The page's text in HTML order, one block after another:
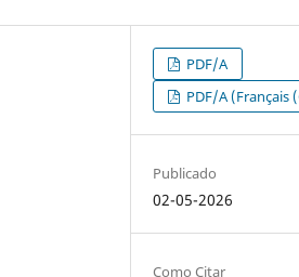
PDF/A
PDF/A (Français
Publicado
02-05-2026
Como Citar